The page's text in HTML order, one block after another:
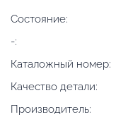
Состояние:
-:
Каталожный номер:
Качество детали:
Производитель: